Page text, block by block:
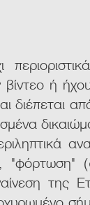
ή
διέπεται
"φόρτωση"
της